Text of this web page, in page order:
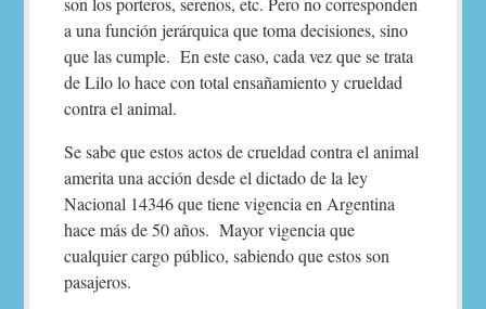
a una función jerárquica que toma decisiones, sino
que las cumple. En este caso, cada vez que se trata
de Lilo lo hace con total ensañamiento y crueldad
contra el animal.
Se sabe que estos actos de crueldad contra el animal
amerita una acción desde el dictado de la ley
Nacional 14346 que tiene vigencia en Argentina
hace más de 50 años. Mayor vigencia que
cualquier cargo público, sabiendo que estos son
pasajeros.